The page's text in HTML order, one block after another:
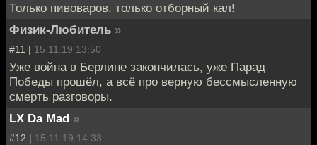
Только пивоваров, только отборный кал!
Физик-Любитель »
#11 | 15.11.19 13:50
Уже война в Берлине закончилась, уже Парад
Победы прошёл, а всё про верную бессмысленную
смерть разговоры.
LX Da Mad »
#12 | 15.11.19 14:33